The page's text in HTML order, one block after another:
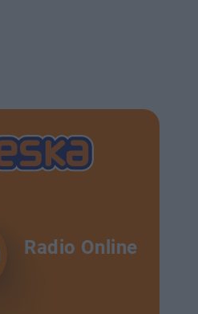
Radio Online